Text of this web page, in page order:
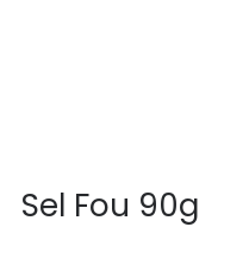
Sel Fou 90g